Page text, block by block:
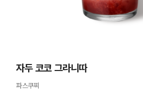
자두 코코 그라니따
파스쿠찌